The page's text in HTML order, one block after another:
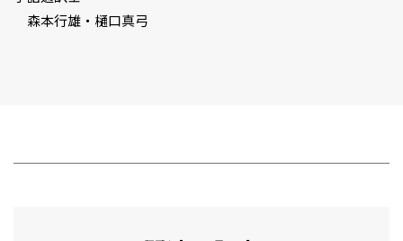
森本行雄・樋口真弓